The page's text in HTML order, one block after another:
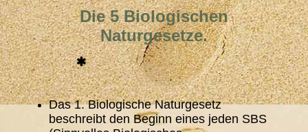
Die 5 Biologischen
Naturgesetze.
Das 1. Biologische Naturgesetz
beschreibt den Beginn eines jeden SBS